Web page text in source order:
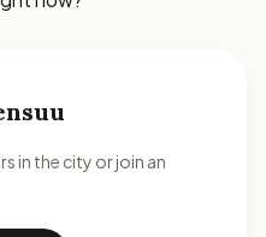
in the city or join an